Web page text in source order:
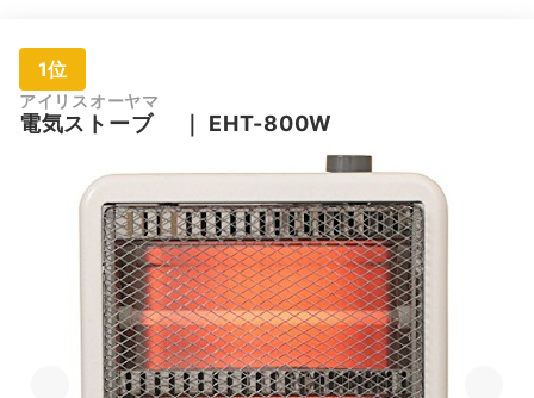
1位
アイリスオーヤマ
電気ストーブ EHT-800W